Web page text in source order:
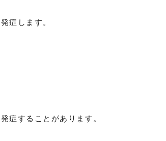
症します。
症することがあります。